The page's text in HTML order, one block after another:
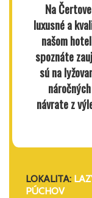
Na
luxusné a
našom
spoznáte
sú na
návrate z
LOKALITA:
PÚCHOV